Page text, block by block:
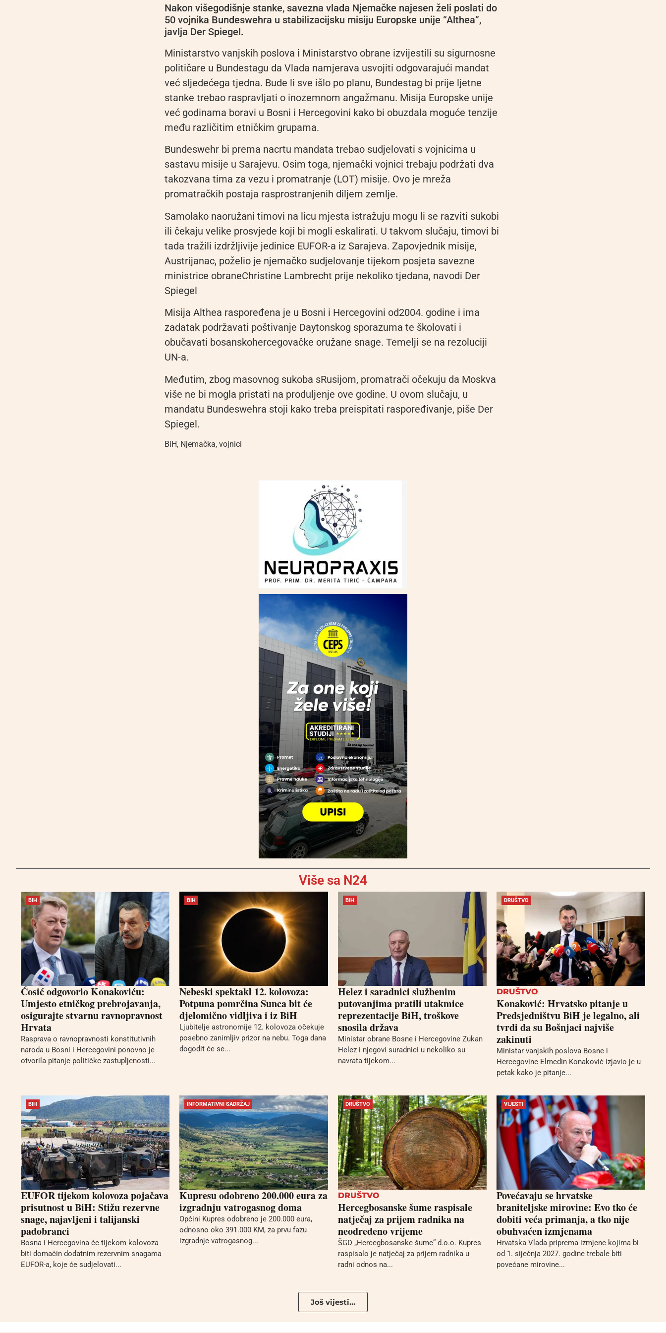
Nakon višegodišnje stanke, savezna vlada Njemačke najesen želi poslati do
50 vojnika Bundeswehra u stabilizacijsku misiju Europske unije “Althea”,
javlja Der Spiegel.
Ministarstvo vanjskih poslova i Ministarstvo obrane izvijestili su sigurnosne
političare u Bundestagu da Vlada namjerava usvojiti odgovarajući mandat
već sljedećega tjedna. Bude li sve išlo po planu, Bundestag bi prije ljetne
stanke trebao raspravljati o inozemnom angažmanu. Misija Europske unije
već godinama boravi u Bosni i Hercegovini kako bi obuzdala moguće tenzije
među različitim etničkim grupama.
Bundeswehr bi prema nacrtu mandata trebao sudjelovati s vojnicima u
sastavu misije u Sarajevu. Osim toga, njemački vojnici trebaju podržati dva
takozvana tima za vezu i promatranje (LOT) misije. Ovo je mreža
promatračkih postaja rasprostranjenih diljem zemlje.
Samolako naoružani timovi na licu mjesta istražuju mogu li se razviti sukobi
ili čekaju velike prosvjede koji bi mogli eskalirati. U takvom slučaju, timovi bi
tada tražili izdržljivije jedinice EUFOR-a iz Sarajeva. Zapovjednik misije,
Austrijanac, poželio je njemačko sudjelovanje tijekom posjeta savezne
ministrice obraneChristine Lambrecht prije nekoliko tjedana, navodi Der
Spiegel
Misija Althea raspoređena je u Bosni i Hercegovini od2004. godine i ima
zadatak podržavati poštivanje Daytonskog sporazuma te školovati i
obučavati bosanskohercegovačke oružane snage. Temelji se na rezoluciji
UN-a.
Međutim, zbog masovnog sukoba sRusijom, promatrači očekuju da Moskva
više ne bi mogla pristati na produljenje ove godine. U ovom slučaju, u
mandatu Bundeswehra stoji kako treba preispitati raspoređivanje, piše Der
Spiegel.
BiH, Njemačka, vojnici
Više sa N24
BIH
Ćosić odgovorio Konakoviću:
Umjesto etničkog prebrojavanja,
osigurajte stvarnu ravnopravnost
Hrvata
Rasprava o ravnopravnosti konstitutivnih
naroda u Bosni i Hercegovini ponovno je
otvorila pitanje političke zastupljenosti...
BIH
Nebeski spektakl 12. kolovoza:
Potpuna pomrčina Sunca bit će
djelomično vidljiva i iz BiH
Ljubitelje astronomije 12. kolovoza očekuje
posebno zanimljiv prizor na nebu. Toga dana
dogodit će se...
BIH
Helez i saradnici službenim
putovanjima pratili utakmice
reprezentacije BiH, troškove
snosila država
Ministar obrane Bosne i Hercegovine Zukan
Helez i njegovi suradnici u nekoliko su
navrata tijekom...
DRUŠTVO
DRUŠTVO
Konaković: Hrvatsko pitanje u
Predsjedništvu BiH je legalno, ali
tvrdi da su Bošnjaci najviše
zakinuti
Ministar vanjskih poslova Bosne i
Hercegovine Elmedin Konaković izjavio je u
petak kako je pitanje...
BIH
EUFOR tijekom kolovoza pojačava
prisutnost u BiH: Stižu rezervne
snage, najavljeni i talijanski
padobranci
Bosna i Hercegovina će tijekom kolovoza
biti domaćin dodatnim rezervnim snagama
EUFOR-a, koje će sudjelovati...
INFORMATIVNI SADRŽAJ
Kupresu odobreno 200.000 eura za
izgradnju vatrogasnog doma
Općini Kupres odobreno je 200.000 eura,
odnosno oko 391.000 KM, za prvu fazu
izgradnje vatrogasnog...
DRUŠTVO
DRUŠTVO
Hercegbosanske šume raspisale
natječaj za prijem radnika na
neodređeno vrijeme
ŠGD „Hercegbosanske šume“ d.o.o. Kupres
raspisalo je natječaj za prijem radnika u
radni odnos na...
VIJESTI
Povećavaju se hrvatske
braniteljske mirovine: Evo tko će
dobiti veća primanja, a tko nije
obuhvaćen izmjenama
Hrvatska Vlada priprema izmjene kojima bi
od 1. siječnja 2027. godine trebale biti
povećane mirovine...
Još vijesti...